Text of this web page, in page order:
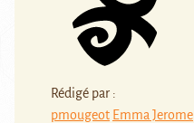
Rédigé par :
pmougeot Emma Jerome